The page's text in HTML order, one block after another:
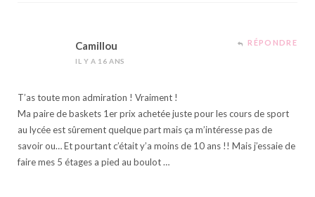
Camillou
IL Y A 16 ANS
RÉPONDRE
T’as toute mon admiration ! Vraiment !
Ma paire de baskets 1er prix achetée juste pour les cours de sport
au lycée est sûrement quelque part mais ça m’intéresse pas de
savoir ou… Et pourtant c’était y’a moins de 10 ans !! Mais j’essaie de
faire mes 5 étages a pied au boulot …